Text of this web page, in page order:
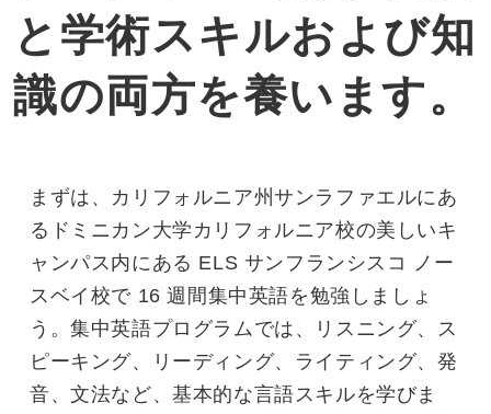
と学術スキルおよび知
識の両方を養います。
まずは、カリフォルニア州サンラファエルにあ
るドミニカン大学カリフォルニア校の美しいキ
ャンパス内にある ELS サンフランシスコ ノー
スベイ校で 16 週間集中英語を勉強しましょ
う。集中英語プログラムでは、リスニング、ス
ピーキング、リーディング、ライティング、発
音、文法など、基本的な言語スキルを学びま